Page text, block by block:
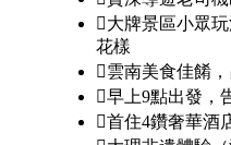
大牌景區小眾
花樣
雲南美食佳餚
早上9點出發，
首住4鑽奢華酒